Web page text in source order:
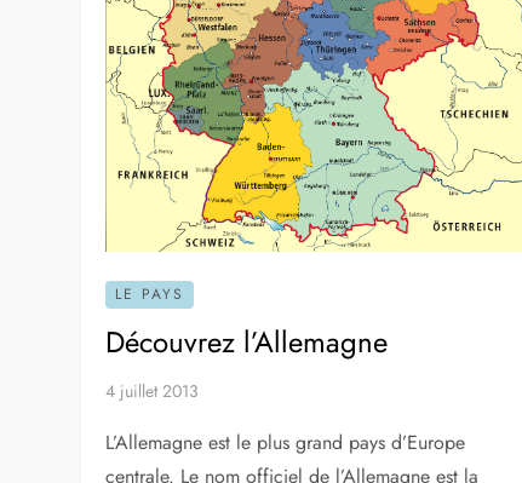
LE PAYS
Découvrez l’Allemagne
4 juillet 2013
L’Allemagne est le plus grand pays d’Europe
centrale. Le nom officiel de l’Allemagne est la